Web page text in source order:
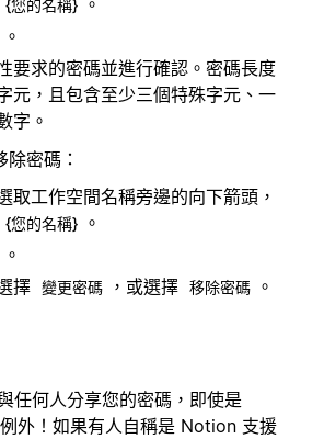
{您的名稱} 。
。
要求的密碼並進行確認。密碼長度
元，且包含至少三個特殊字元、一
字。
密碼：
取工作空間名稱旁邊的向下箭頭，
{您的名稱} 。
。
擇 變更密碼 ，或選擇 移除密碼 。
任何人分享您的密碼，即使是
外！如果有人自稱是 Notion 支援